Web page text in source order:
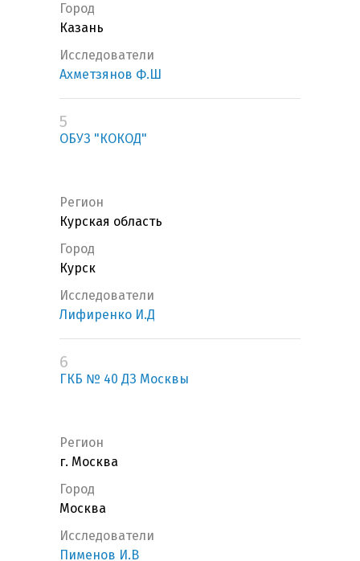
Город
Казань
Исследователи
Ахметзянов Ф.Ш
5
ОБУЗ "КОКОД"
Регион
Курская область
Город
Курск
Исследователи
Лифиренко И.Д
6
ГКБ № 40 ДЗ Москвы
Регион
г. Москва
Город
Москва
Исследователи
Пименов И.В